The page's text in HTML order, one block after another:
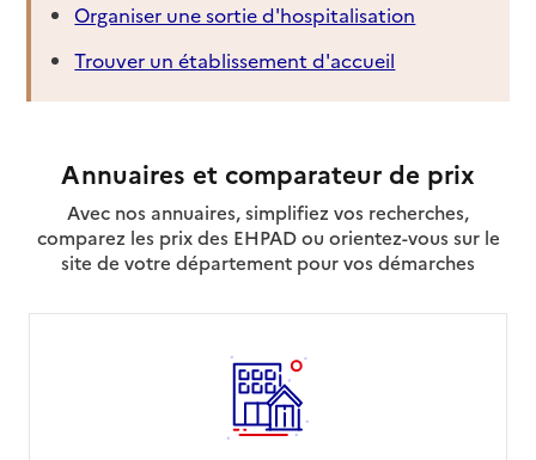
Organiser une sortie d'hospitalisation
Trouver un établissement d'accueil
Annuaires et comparateur de prix
Avec nos annuaires, simplifiez vos recherches,
comparez les prix des EHPAD ou orientez-vous sur le
site de votre département pour vos démarches